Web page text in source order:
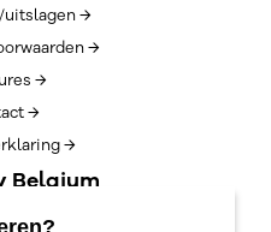
→
→
→
→
→
Belgium
→